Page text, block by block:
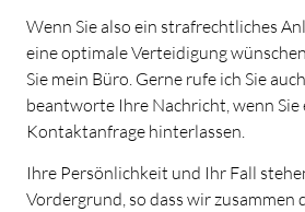
Wenn Sie also ein strafrechtliches
eine optimale Verteidigung
Sie mein Büro. Gerne rufe ich Sie
beantworte Ihre Nachricht, wenn Sie
Kontaktanfrage hinterlassen.
Ihre Persönlichkeit und Ihr Fall
Vordergrund, so dass wir zusammen